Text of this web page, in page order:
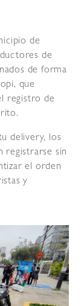
de
de
de forma
que
registro de
delivery, los
registrarse sin
el orden
y